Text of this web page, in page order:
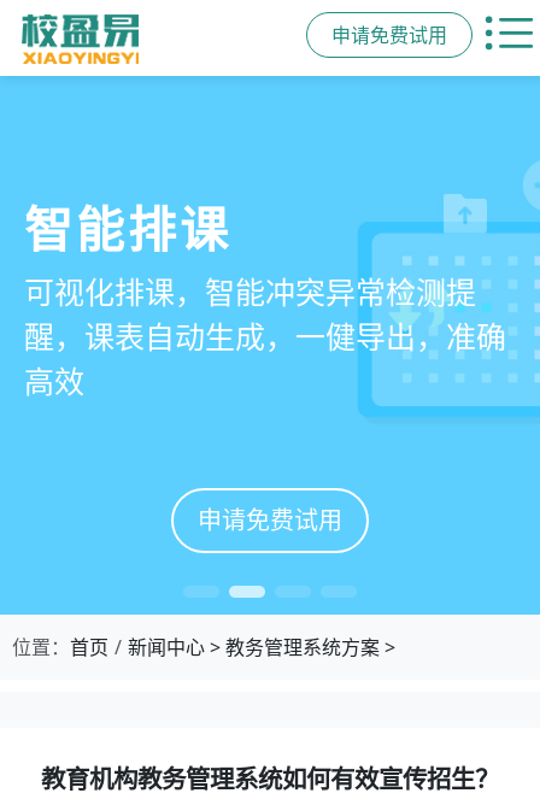
申请免费试用
管学校，用校盈易
培训机构教务管理系
统
有效提升运营管理效率45%
申请免费试用
智能排课
可视化排课，智能冲突异常检测提
醒，课表自动生成，一健导出，准确
高效
申请免费试用
课时统计
学员签到同步扣减课时，老师带课量
自动统计、汇总，数据清晰可查免扯
皮
申请免费试用
家校互动
一部手机链接教师、学员、家长，沟
通互动零距离，服务贴心铸口碑促续
费
申请免费试用
位置： 首页 新闻中心>教务管理系统方案>
教育机构教务管理系统如何有效宣传招生？